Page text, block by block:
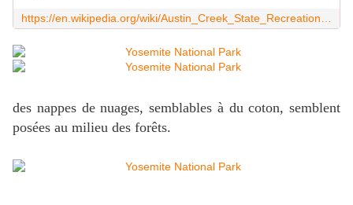
des nappes de nuages, semblables à du coton, semblent
posées au milieu des forêts.